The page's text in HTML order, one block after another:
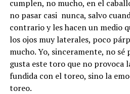
cumplen, no mucho, en el
no pasar casi nunca, salvo
contrario y les hacen un medio
los ojos muy laterales, poco
mucho. Yo, sinceramente, no
gusta este toro que no provoca
fundida con el toreo, sino la
toreo.